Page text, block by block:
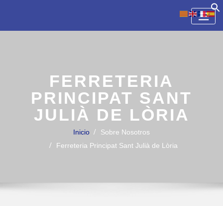
content
FERRETERIA
PRINCIPAT SANT
JULIÀ DE LÒRIA
Inicio
Sobre Nosotros
Ferreteria Principat Sant Julià de Lòria